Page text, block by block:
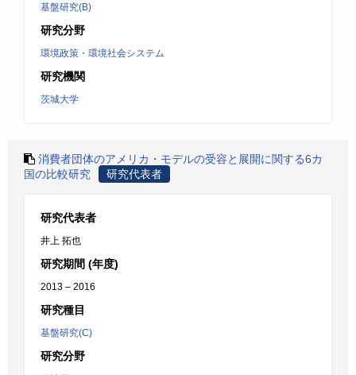
基盤研究(B)
研究分野
環境政策・環境社会システム
研究機関
茨城大学
消費者団体のアメリカ・モデルの受容と展開に関する6カ
国の比較研究
研究代表者
研究代表者
井上 拓也
研究期間 (年度)
2013 – 2016
研究種目
基盤研究(C)
研究分野